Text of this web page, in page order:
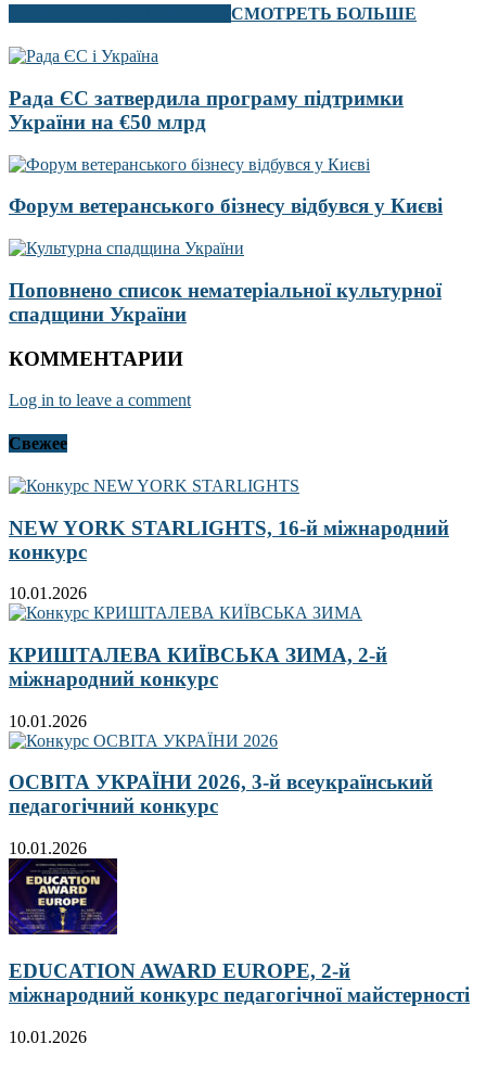
СМОТРЕТЬ БОЛЬШЕ
Рада ЄС затвердила програму підтримки
України на €50 млрд
Форум ветеранського бізнесу відбувся у Києві
Поповнено список нематеріальної культурної
спадщини України
КОММЕНТАРИИ
Log in to leave a comment
Свежее
NEW YORK STARLIGHTS, 16-й міжнародний
конкурс
10.01.2026
КРИШТАЛЕВА КИЇВСЬКА ЗИМА, 2-й
міжнародний конкурс
10.01.2026
ОСВІТА УКРАЇНИ 2026, 3-й всеукраїнський
педагогічний конкурс
10.01.2026
EDUCATION AWARD EUROPE, 2-й
міжнародний конкурс педагогічної майстерності
10.01.2026